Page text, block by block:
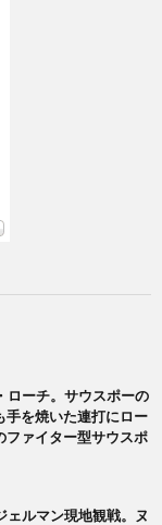
ローチ。サウスポーの
手を焼いた連打にロー
ファイター型サウスポ
ルマン現地観戦。ヌ